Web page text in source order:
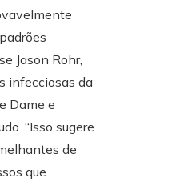
Jason Rohr,
infecciosas da
Dame e
“Isso sugere
de
que